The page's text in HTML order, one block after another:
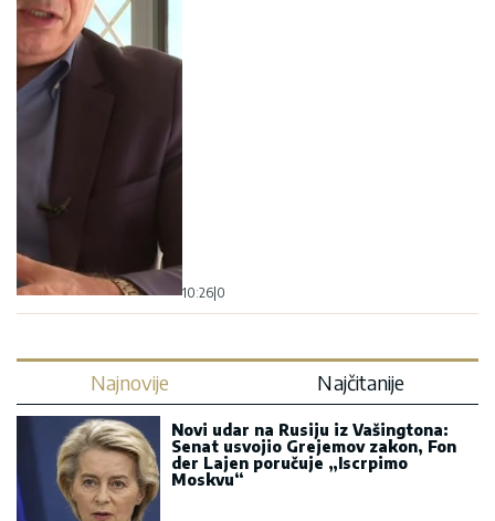
10:26|0
Najnovije Najčitanije
Novi udar na Rusiju iz Vašingtona:
Senat usvojio Grejemov zakon, Fon
der Lajen poručuje „Iscrpimo
Moskvu“